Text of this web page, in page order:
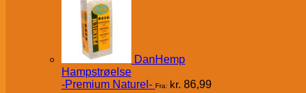
DanHemp
Hampstrøelse
-Premium Naturel- Fra: kr. 86,99